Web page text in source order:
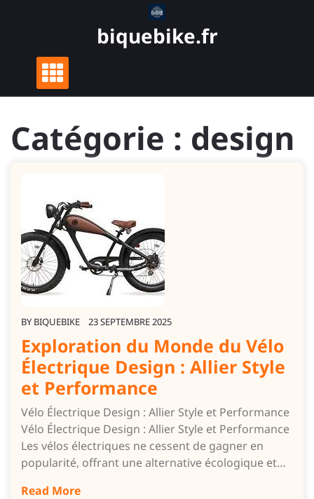
biquebike.fr
Catégorie : design
BY BIQUEBIKE 23 SEPTEMBRE 2025
Exploration du Monde du Vélo
Électrique Design : Allier Style
et Performance
Vélo Électrique Design : Allier Style et Performance
Vélo Électrique Design : Allier Style et Performance
Les vélos électriques ne cessent de gagner en
popularité, offrant une alternative écologique et…
Read More